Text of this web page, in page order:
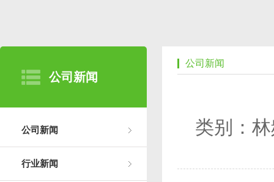
公司新闻
公司新闻
行业新闻
公司新闻
类别：